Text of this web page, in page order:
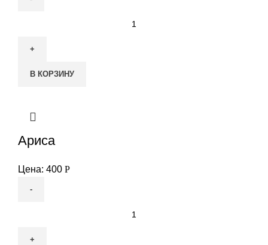
ТАВА
В КОРЗИНУ
Ариса
Цена: 400 Р
Ариса